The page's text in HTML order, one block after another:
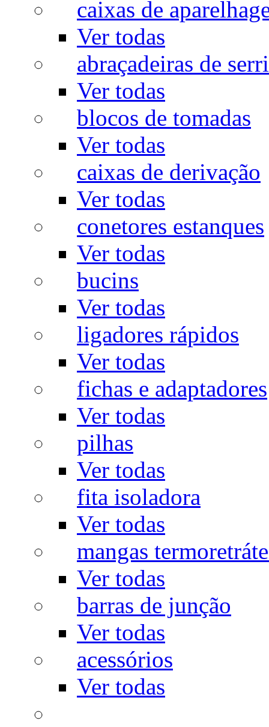
caixas de
Ver todas
abraçadeiras de
Ver todas
blocos de tomadas
Ver todas
caixas de derivação
Ver todas
conetores estanques
Ver todas
bucins
Ver todas
ligadores rápidos
Ver todas
fichas e adaptadores
Ver todas
pilhas
Ver todas
fita isoladora
Ver todas
mangas
Ver todas
barras de junção
Ver todas
acessórios
Ver todas